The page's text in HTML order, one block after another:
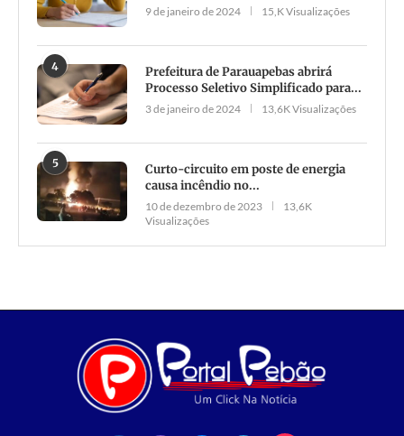
9 de janeiro de 2024 15,K Visualizações
4
Prefeitura de Parauapebas abrirá
Processo Seletivo Simplificado para...
3 de janeiro de 2024 13,6K Visualizações
5
Curto-circuito em poste de energia
causa incêndio no...
10 de dezembro de 2023
13,6K
Visualizações